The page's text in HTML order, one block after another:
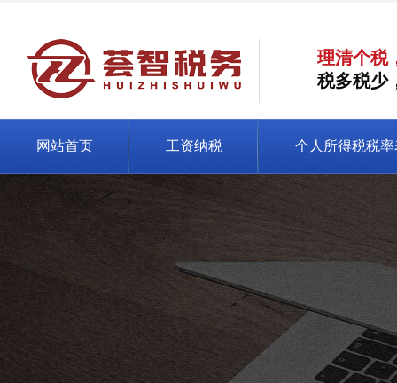
理清个税
税多税少
网站首页 工资纳税 个人所得税税率